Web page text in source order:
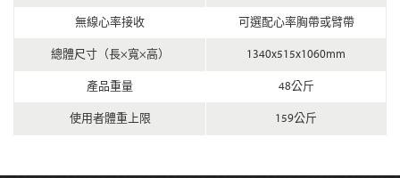
無線心率接收 可選配心率胸帶或臂帶
總體尺寸（長×寬×高） 1340x515x1060mm
產品重量 48公斤
使用者體重上限 159公斤